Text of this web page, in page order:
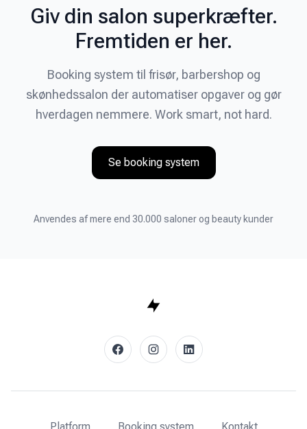
Giv din salon superkræfter.
Fremtiden er her.
Booking system til frisør, barbershop og
skønhedssalon der automatiser opgaver og gør
hverdagen nemmere. Work smart, not hard.
Se booking system
Anvendes af mere end 30.000 saloner og beauty kunder
facebookinstagramlinkedin